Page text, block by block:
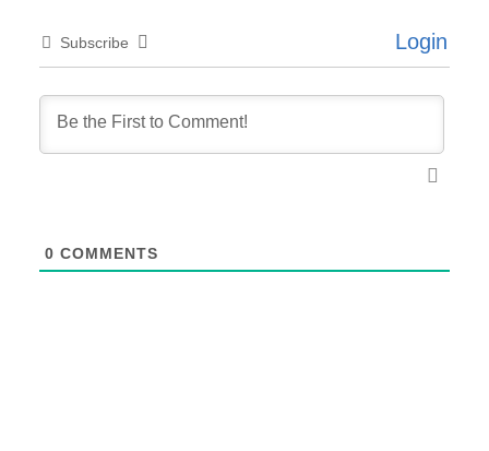
Subscribe Login
0 COMMENTS